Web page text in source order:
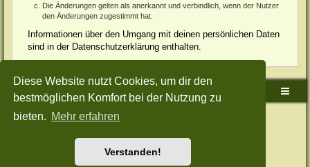
Diese Website nutzt Cookies, um dir den
bestmöglichen Komfort bei der Nutzung zu
bieten. Mehr erfahren
Verstanden!
Die Änderungen gelten als anerkannt und verbindlich, wenn der Nutzer
den Änderungen zugestimmt hat.
Informationen über den Umgang mit deinen persönlichen Daten
sind in der Datenschutzerklärung enthalten.
Sudden-Strike-Maps.de Hauptseite Foren-Übersicht
Powered byphpBB® Forum Software © phpBB Limited
Style: Green-Style-Split by Joyce&LunaphpBB-Style-Design
Nutzungsbedingungen